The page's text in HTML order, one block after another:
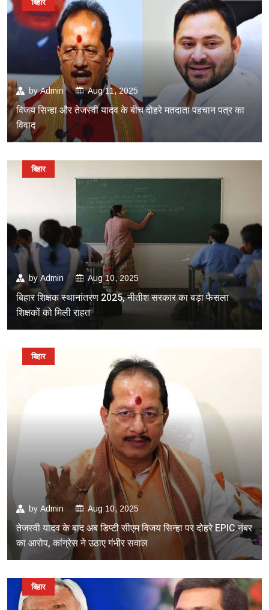
byAdmin Aug 11, 2025
विजय सिन्हा और तेजस्वी यादव के बीच दोहरे मतदाता पहचान पत्र का
विवाद
बिहार
byAdmin Aug 10, 2025
बिहार शिक्षक स्थानांतरण 2025, नीतीश सरकार का बड़ा फैसला
शिक्षकों को मिली राहत
बिहार
by Admin Aug 10, 2025
तेजस्वी यादव के बाद अब डिप्टी सीएम विजय सिन्हा पर दोहरे EPIC नंबर
का आरोप, कांग्रेस ने उठाए गंभीर सवाल
बिहार
बिहार